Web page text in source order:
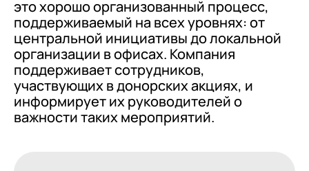
это хорошо организованный процесс,
поддерживаемый на всех уровнях: от
центральной инициативы до локальной
организации в офисах. Компания
поддерживает сотрудников,
участвующих в донорских акциях, и
информирует их руководителей о
важности таких мероприятий.